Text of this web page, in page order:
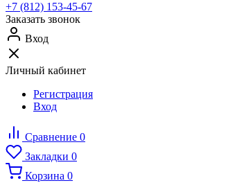
+7 (812) 153-45-67
Заказать звонок
Вход
Личный кабинет
Регистрация
Вход
Сравнение 0
Закладки 0
Корзина 0